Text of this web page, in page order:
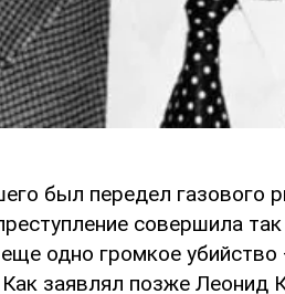
был передел газового
совершила
одно громкое
заявлял позже Леонид